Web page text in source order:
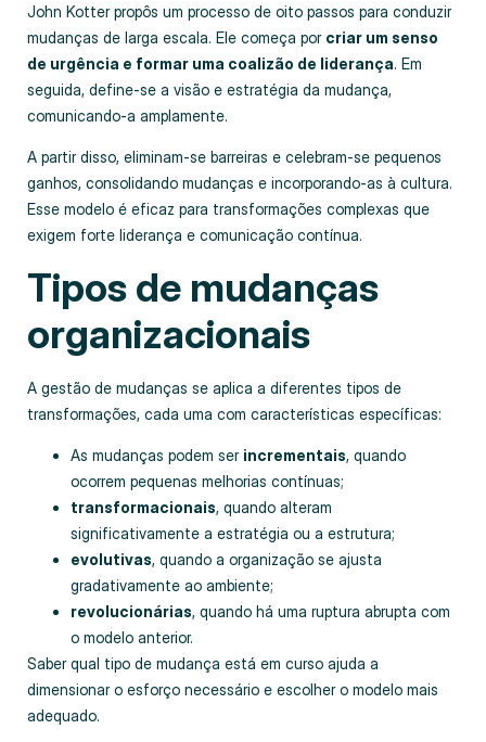
John Kotter propôs um processo de oito passos para conduzir
mudanças de larga escala. Ele começa por criar um senso
de urgência e formar uma coalizão de liderança. Em
seguida, define‑se a visão e estratégia da mudança,
comunicando‑a amplamente.
A partir disso, eliminam‑se barreiras e celebram‑se pequenos
ganhos, consolidando mudanças e incorporando‑as à cultura.
Esse modelo é eficaz para transformações complexas que
exigem forte liderança e comunicação contínua.
Tipos de mudanças
organizacionais
A gestão de mudanças se aplica a diferentes tipos de
transformações, cada uma com características específicas:
As mudanças podem ser incrementais, quando
ocorrem pequenas melhorias contínuas;
transformacionais, quando alteram
significativamente a estratégia ou a estrutura;
evolutivas, quando a organização se ajusta
gradativamente ao ambiente;
revolucionárias, quando há uma ruptura abrupta com
o modelo anterior.
Saber qual tipo de mudança está em curso ajuda a
dimensionar o esforço necessário e escolher o modelo mais
adequado.